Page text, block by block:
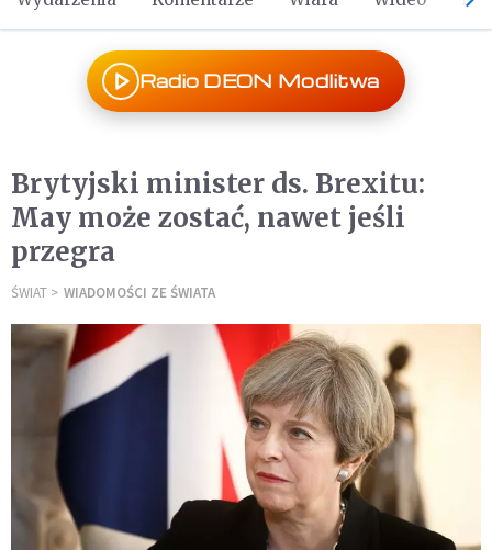
Radio DEON Modlitwa
Brytyjski minister ds. Brexitu:
May może zostać, nawet jeśli
przegra
ŚWIAT WIADOMOŚCI ZE ŚWIATA